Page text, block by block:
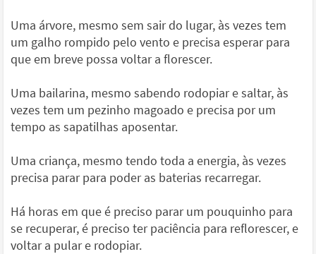
Uma árvore, mesmo sem sair do lugar, às vezes tem
um galho rompido pelo vento e precisa esperar para
que em breve possa voltar a florescer.
Uma bailarina, mesmo sabendo rodopiar e saltar, às
vezes tem um pezinho magoado e precisa por um
tempo as sapatilhas aposentar.
Uma criança, mesmo tendo toda a energia, às vezes
precisa parar para poder as baterias recarregar.
Há horas em que é preciso parar um pouquinho para
se recuperar, é preciso ter paciência para reflorescer, e
voltar a pular e rodopiar.